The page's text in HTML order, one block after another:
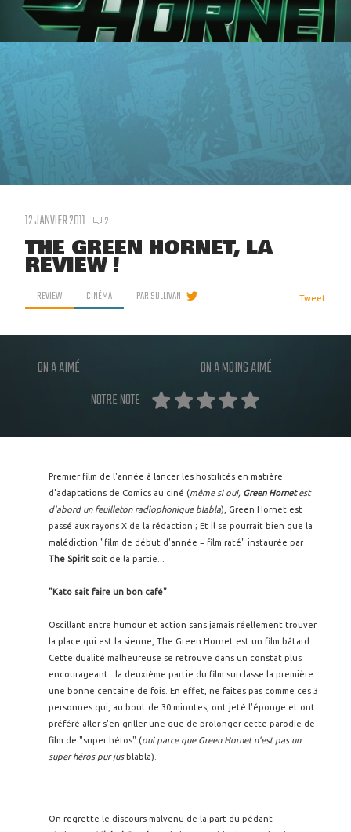
12 JANVIER 2011 2
THE GREEN HORNET, LA
REVIEW !
REVIEW CINÉMA PARSULLIVAN Tweet
ON A AIMÉ
ON A MOINS AIMÉ
NOTRE NOTE
Premier film de l'année à lancer les hostilités en matière
d'adaptations de Comics au ciné (même si oui, Green Hornetest
d'abord un feuilleton radiophonique blabla), Green Hornet est
passé aux rayons X de la rédaction ; Et il se pourrait bien que la
malédiction "film de début d'année = film raté" instaurée par
The Spirit soit de la partie...
"Kato sait faire un bon café"
Oscillant entre humour et action sans jamais réellement trouver
la place qui est la sienne, The Green Hornet est un film bâtard.
Cette dualité malheureuse se retrouve dans un constat plus
encourageant : la deuxième partie du film surclasse la première
une bonne centaine de fois. En effet, ne faites pas comme ces 3
personnes qui, au bout de 30 minutes, ont jeté l'éponge et ont
préféré aller s'en griller une que de prolonger cette parodie de
film de "super héros" (oui parce que Green Hornet n'est pas un
super héros pur jusblabla).
On regrette le discours malvenu de la part du pédant